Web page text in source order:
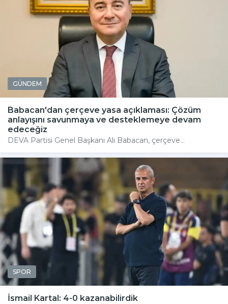
GÜNDEM
Babacan'dan çerçeve yasa açıklaması: Çözüm
anlayışını savunmaya ve desteklemeye devam
edeceğiz
DEVA Partisi Genel Başkanı Ali Babacan, çerçeve...
SPOR
İsmail Kartal: 4-0 kazanabilirdik